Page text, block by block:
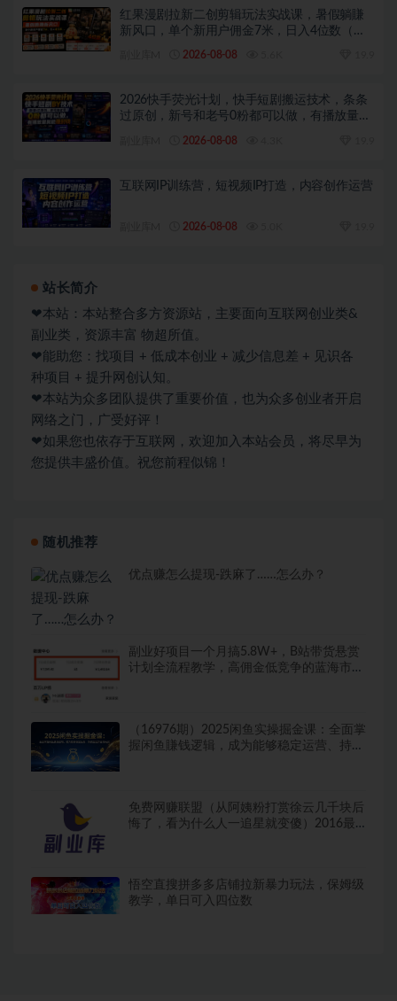
红果漫剧拉新二创剪辑玩法实战课，暑假躺賺
新风口，单个新用户佣金7米，日入4位数（更
2026-08-08
2026快手荧光计划，快手短剧搬运技术，条条
过原创，新号和老号0粉都可以做，有播放量就
2026-08-08
互联网IP训练营，短视频IP打造，内容创作运营
2026-08-08
站长简介
❤本站：本站整合多方资源站，主要面向互联网创业类&
副业类，资源丰富 物超所值。
❤能助您：找项目 + 低成本创业 + 减少信息差 + 见识各
种项目 + 提升网创认知。
❤本站为众多团队提供了重要价值，也为众多创业者开启
网络之门，广受好评！
❤如果您也依存于互联网，欢迎加入本站会员，将尽早为
您提供丰盛价值。祝您前程似锦！
随机推荐
优点赚怎么提现-跌麻了……怎么办？
副业好项目一个月搞5.8W+，B站带货悬赏
计划全流程教学，高佣金低竞争的蓝海市
（16976期）2025闲鱼实操掘金课：全面掌
握闲鱼賺钱逻辑，成为能够稳定运营、持续
免费网赚联盟（从阿姨粉打赏徐云几千块后
悔了，看为什么人一追星就变傻）2016最
悟空直搜拼多多店铺拉新暴力玩法，保姆级
教学，单日可入四位数